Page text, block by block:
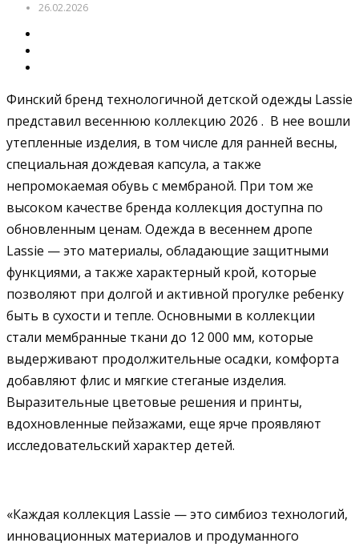
26.02.2026
Финский бренд технологичной детской одежды Lassie
представил весеннюю коллекцию 2026 . В нее вошли
утепленные изделия, в том числе для ранней весны,
специальная дождевая капсула, а также
непромокаемая обувь с мембраной. При том же
высоком качестве бренда коллекция доступна по
обновленным ценам. Одежда в весеннем дропе
Lassie — это материалы, обладающие защитными
функциями, а также характерный крой, которые
позволяют при долгой и активной прогулке ребенку
быть в сухости и тепле. Основными в коллекции
стали мембранные ткани до 12 000 мм, которые
выдерживают продолжительные осадки, комфорта
добавляют флис и мягкие стеганые изделия.
Выразительные цветовые решения и принты,
вдохновленные пейзажами, еще ярче проявляют
исследовательский характер детей.
«Каждая коллекция Lassie — это симбиоз технологий,
инновационных материалов и продуманного